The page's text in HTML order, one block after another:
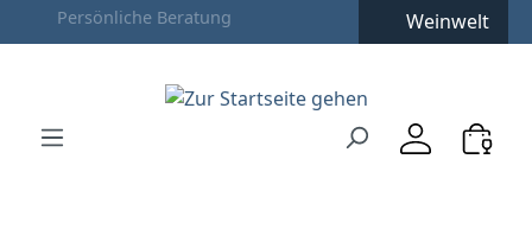
Zum Hauptinhalt springen
Zur Hauptnavigation springen
Weinwelt